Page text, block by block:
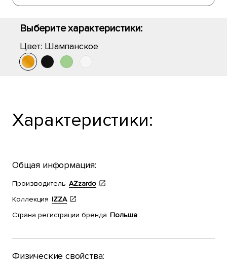
Выберите характеристики:
Цвет: Шампанское
Характеристики:
Общая информация:
Производитель AZzardo
Коллекция IZZA
Страна регистрации бренда Польша
Физические свойства: